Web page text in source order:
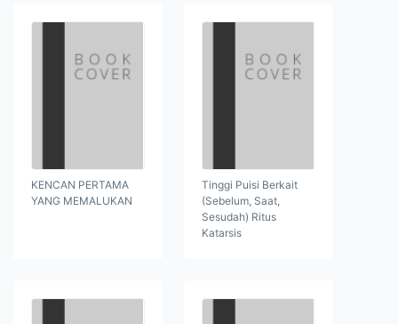
KENCAN PERTAMA
YANG MEMALUKAN
Tinggi Puisi Berkait
(Sebelum, Saat,
Sesudah) Ritus
Katarsis